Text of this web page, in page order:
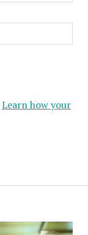
Learn how your